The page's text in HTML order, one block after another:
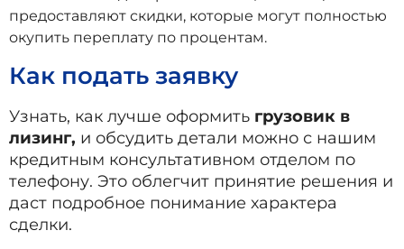
предоставляют скидки, которые могут полностью
окупить переплату по процентам.
Как подать заявку
Узнать, как лучше оформить грузовик в
лизинг, и обсудить детали можно с нашим
кредитным консультативном отделом по
телефону. Это облегчит принятие решения и
даст подробное понимание характера
сделки.